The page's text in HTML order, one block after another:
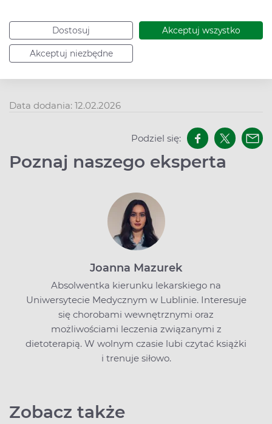
Dostosuj Akceptuj wszystko
Akceptuj niezbędne
>> Kalendarz szczepień obowiązkowych i zalecane
szczepienia dla dzieci
Data dodania: 12.02.2026
Podziel się:
Poznaj naszego eksperta
Joanna Mazurek
Absolwentka kierunku lekarskiego na
Uniwersytecie Medycznym w Lublinie. Interesuje
się chorobami wewnętrznymi oraz
możliwościami leczenia związanymi z
dietoterapią. W wolnym czasie lubi czytać książki
i trenuje siłowo.
Zobacz także